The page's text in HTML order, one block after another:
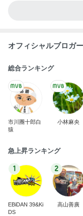
オフィシャルブロガ
総合ランキング
市川團十郎白
猿
小林麻央
急上昇ランキング
1
EBiDAN 39&Ki
DS
2
高山善廣